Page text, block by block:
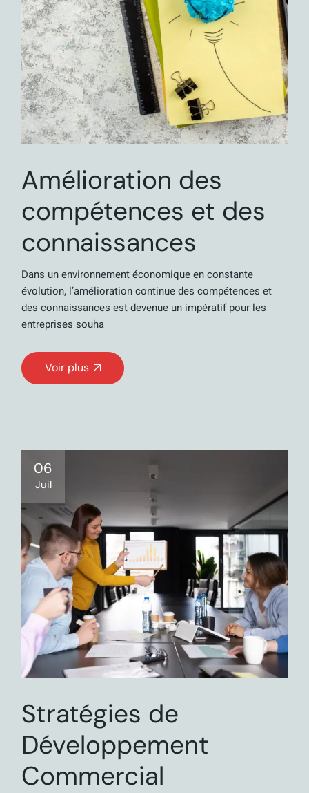
Amélioration des
compétences et des
connaissances
Dans un environnement économique en constante
évolution, l’amélioration continue des compétences et
des connaissances est devenue un impératif pour les
entreprises souha
Voir plus
06
Juil
Stratégies de
Développement
Commercial